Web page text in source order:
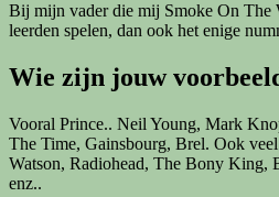
Bij mijn vader die mij Smoke On The
leerden spelen, dan ook het enige
Wie zijn jouw
Vooral Prince.. Neil Young, Mark
The Time, Gainsbourg, Brel. Ook
Watson, Radiohead, The Bony King,
enz..